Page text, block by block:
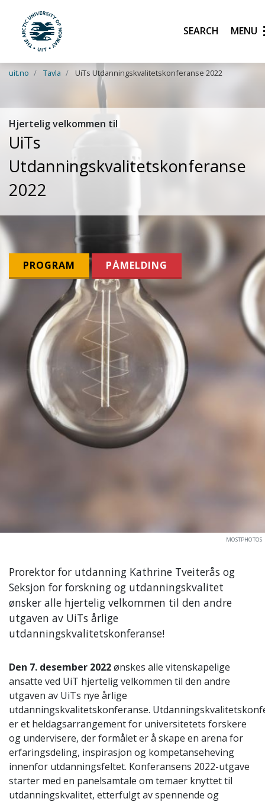
Skip to main content
UiT The Arctic University of NorwaySearch
uit.no Tavla UiTs Utdanningskvalitetskonferanse 2022
Hjertelig velkommen til
UiTs
Utdanningskvalitetskonferanse
2022
PROGRAM PÅMELDING
MOSTPHOTOS
Prorektor for utdanning Kathrine Tveiterås og
Seksjon for forskning og utdanningskvalitet
ønsker alle hjertelig velkommen til den andre
utgaven av UiTs årlige
utdanningskvalitetskonferanse!
Den 7. desember 2022ønskes alle vitenskapelige
ansatte ved UiT hjertelig velkommen til den andre
utgaven av UiTs nye årlige
utdanningskvalitetskonferanse.
er et heldagsarrangement for universitetets forskere
og undervisere, der formålet er å skape en arena for
erfaringsdeling, inspirasjon og kompetanseheving
innenfor utdanningsfeltet. Konferansens 2022-utgave
starter med en panelsamtale om temaer knyttet til
utdanningskvalitet, etterfulgt av spennende og